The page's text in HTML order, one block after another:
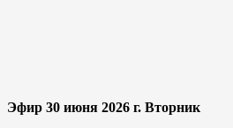
Эфир 30 июня 2026 г. Вторник